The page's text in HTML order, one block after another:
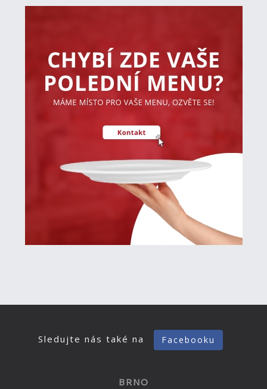
Sledujte nás také na Facebooku
BRNO